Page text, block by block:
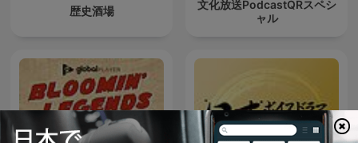
歴史酒場
文化放送PodcastQRスペシ
ャル